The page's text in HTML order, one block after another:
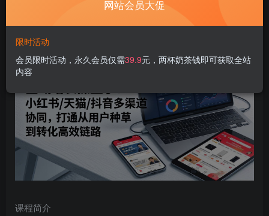
课程简介
网站会员大促
限时活动
会员限时活动，永久会员仅需39.9元，两杯奶茶钱即可获取全站
内容